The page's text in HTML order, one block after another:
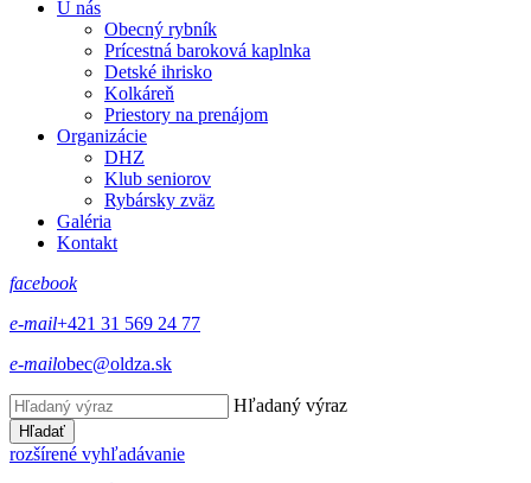
U nás
Obecný rybník
Prícestná baroková kaplnka
Detské ihrisko
Kolkáreň
Priestory na prenájom
Organizácie
DHZ
Klub seniorov
Rybársky zväz
Galéria
Kontakt
facebook
e-mail+421 31 569 24 77
e-mailobec@oldza.sk
Hľadaný výraz
Hľadať
rozšírené vyhľadávanie